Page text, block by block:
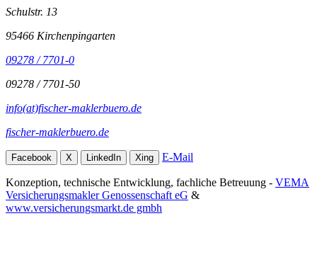
Schulstr. 13
95466 Kirchenpingarten
09278 / 7701-0
09278 / 7701-50
info(at)fischer-maklerbuero.de
fischer-maklerbuero.de
Facebook X LinkedIn Xing E-Mail
Konzeption, technische Entwicklung, fachliche Betreuung - VEMA
Versicherungsmakler Genossenschaft eG &
www.versicherungsmarkt.de gmbh